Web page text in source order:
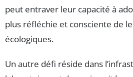
peut entraver leur capacité à
plus réfléchie et consciente de
écologiques.
Un autre défi réside dans